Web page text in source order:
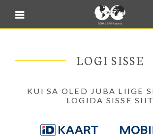
Blogi
E-pood
Minu BPW
In English
LOGI SISSE
KUI SA OLED JUBA LIIGE
LOGIDA SISSE SIIT